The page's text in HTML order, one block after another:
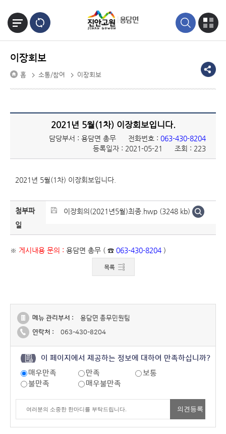
용담면
이장회보
홈 소통/참여 이장회보
2021년 5월(1차) 이장회보입니다.
담당부서 : 용담면 총무 전화번호 : 063-430-8204
등록일자 : 2021-05-21
조회 : 223
2021년 5월(1차) 이장회보입니다.
첨부파
일
이장회의(2021년5월)최종.hwp (3248 kb)
※ 게시내용 문의 : 용담면 총무 ( ☎ 063-430-8204 )
메뉴 관리부서 :
용담면 총무민원팀
연락처 :
063-430-8204
이 페이지에서 제공하는 정보에 대하여 만족하십니까?
매우만족
만족
보통
불만족
매우불만족